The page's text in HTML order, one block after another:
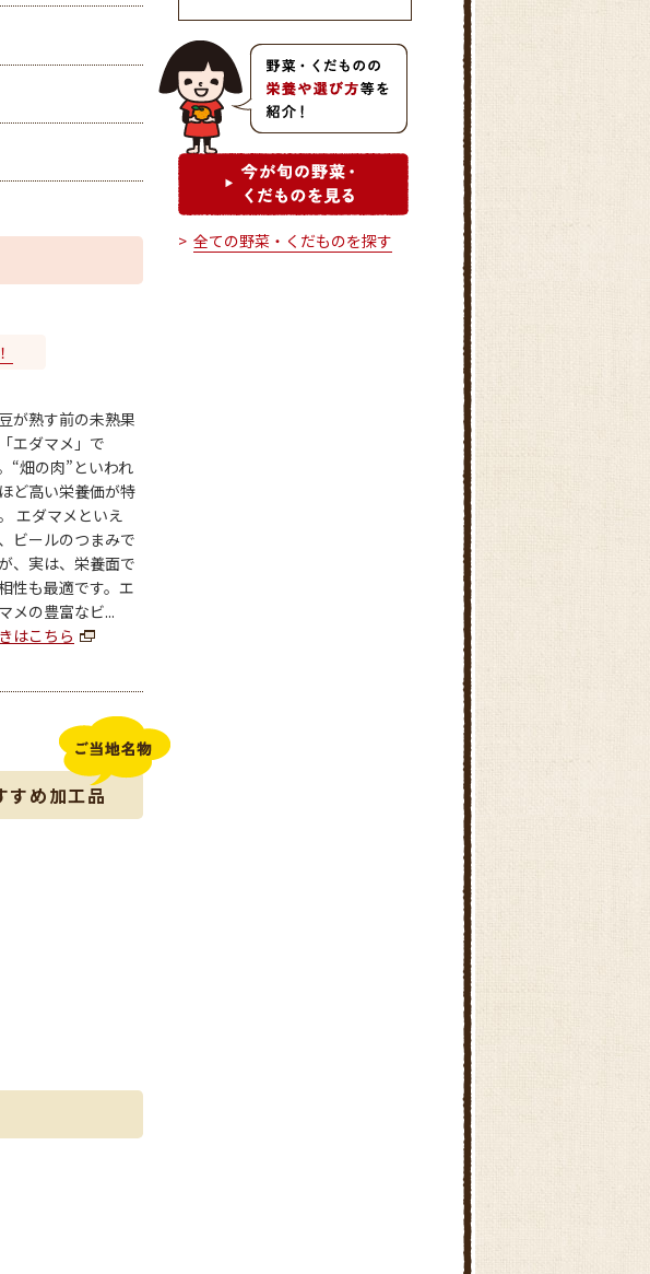
が熟す前の未熟果
エダマメ」で
“畑の肉”といわれ
ど高い栄養価が特
エダマメといえ
ビールのつまみで
、実は、栄養面で
性も最適です。エ
メの豊富なビ...
はこちら
め加工品
全ての野菜・くだものを探す